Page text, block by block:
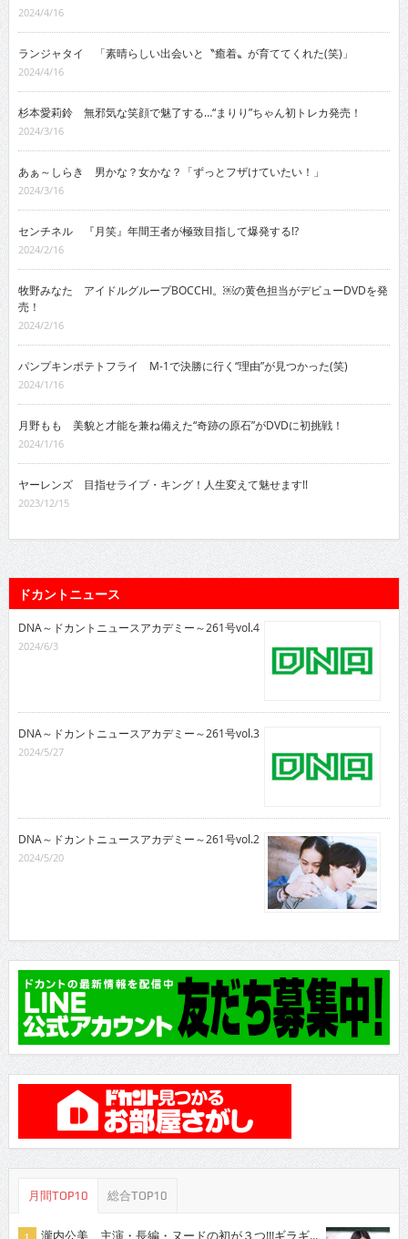
2024/4/16
ランジャタイ 「素晴らしい出会いと〝癒着〟が育ててくれた(笑)」
2024/4/16
杉本愛莉鈴 無邪気な笑顔で魅了する…“まりり”ちゃん初トレカ発売！
2024/3/16
あぁ～しらき 男かな？女かな？「ずっとフザけていたい！」
2024/3/16
センチネル 『月笑』年間王者が極致目指して爆発する!?
2024/2/16
牧野みなた アイドルグループBOCCHI。￼の黄色担当がデビューDVDを発
売！
2024/2/16
パンプキンポテトフライ M-1で決勝に行く“理由”が見つかった(笑)
2024/1/16
月野もも 美貌と才能を兼ね備えた“奇跡の原石”がDVDに初挑戦！
2024/1/16
ヤーレンズ 目指せライブ・キング！人生変えて魅せます!!
2023/12/15
ドカントニュース
DNA～ドカントニュースアカデミー～261号vol.4
2024/6/3
DNA～ドカントニュースアカデミー～261号vol.3
2024/5/27
DNA～ドカントニュースアカデミー～261号vol.2
2024/5/20
月間TOP10 総合TOP10
瀧内公美 主演・長編・ヌードの初が３つ!!!ギラギ...